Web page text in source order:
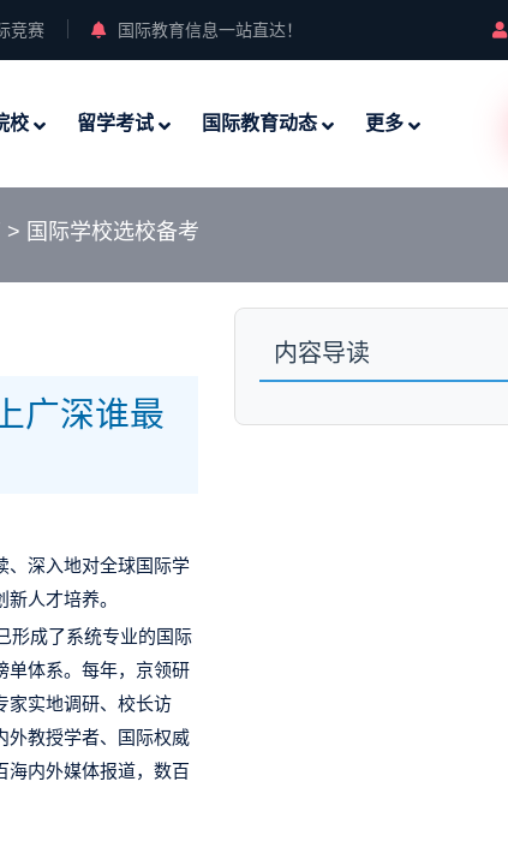
竞赛 国际教育信息一站直达！
校 留学考试 国际教育动态 更多
> 国际学校选校备考
广深谁最
、深入地对全球国际学
人才培养。
形成了系统专业的国际
单体系。每年，京领研
家实地调研、校长访
外教授学者、国际权威
海内外媒体报道，数百
内容导读